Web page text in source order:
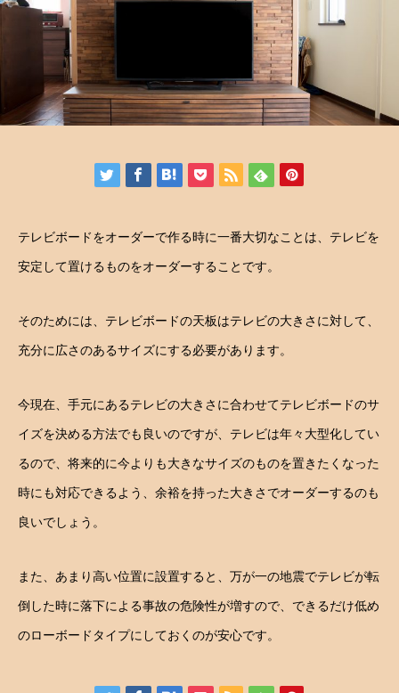
テレビボードをオーダーで作る時に一番大切なことは、テレビを
安定して置けるものをオーダーすることです。
そのためには、テレビボードの天板はテレビの大きさに対して、
充分に広さのあるサイズにする必要があります。
今現在、手元にあるテレビの大きさに合わせてテレビボードのサ
イズを決める方法でも良いのですが、テレビは年々大型化してい
るので、将来的に今よりも大きなサイズのものを置きたくなった
時にも対応できるよう、余裕を持った大きさでオーダーするのも
良いでしょう。
また、あまり高い位置に設置すると、万が一の地震でテレビが転
倒した時に落下による事故の危険性が増すので、できるだけ低め
のローボードタイプにしておくのが安心です。